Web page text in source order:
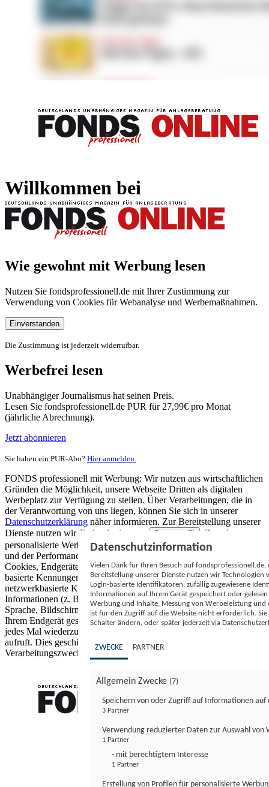
Willkommen bei
Wie gewohnt mit Werbung lesen
Nutzen Sie fondsprofessionell.de mit Ihrer Zustimmung zur
Verwendung von Cookies für Webanalyse und Werbemaßnahmen.
Einverstanden
Die Zustimmung ist jederzeit widerrufbar.
Werbefrei lesen
Unabhängiger Journalismus hat seinen Preis.
Lesen Sie fondsprofessionell.de PUR für 27,99€ pro Monat
(jährliche Abrechnung).
Jetzt abonnieren
Sie haben ein PUR-Abo? Hier anmelden.
FONDS professionell mit Werbung: Wir nutzen aus wirtschaftlichen
Gründen die Möglichkeit, unsere Webseite Dritten als digitalen
Werbeplatz zur Verfügung zu stellen. Über Verarbeitungen, die in
der Verantwortung von uns liegen, können Sie sich in unserer
Datenschutzerklärung näher informieren. Zur Bereitstellung unserer
Dienste nutzen wir Technologien von
Partnern (5)
. Zwecke:
personalisierte Werbung und Inhalte, Messung von Werbeleistung
und der Performance von Inhalten sowie Zielgruppenforschung.
Cookies, Endgeräte- oder ähnliche Online-Kennungen (z. B. login-
basierte Kennungen, zufällig generierte Kennungen,
netzwerkbasierte Kennungen) können zusammen mit anderen
Informationen (z. B. Browsertyp und Browserinformationen,
Sprache, Bildschirmgröße, unterstützte Technologien usw.) auf
Ihrem Endgerät gespeichert oder von dort ausgelesen werden, um es
jedes Mal wiederzuerkennen, wenn es eine App oder einer Webseite
aufruft. Dies geschieht für einen oder mehrere der hier aufgeführten
Verarbeitungszwecke.
Datenschutzinformation
Vielen Dank für Ihren Besuch auf
Bereitstellung unserer Dienste nutzen wir Technologien
Login-basierte Identifikatoren, zufällig zugewiesene
Informationen auf Ihrem Gerät gespeichert oder
Werbung und Inhalte, Messung von Werbeleistung
ist für den Zugriff auf die Website nicht erforderlich.
Schalter ändern, oder später jederzeit via
ZWECKE PARTNER
Allgemein Zwecke (7)
Speichern von oder Zugriff auf Informationen auf
3 Partner
Verwendung reduzierter Daten zur Auswahl von
1 Partner
- mit berechtigtem Interesse
1 Partner
Erstellung von Profilen für personalisierte
FONDS professionell